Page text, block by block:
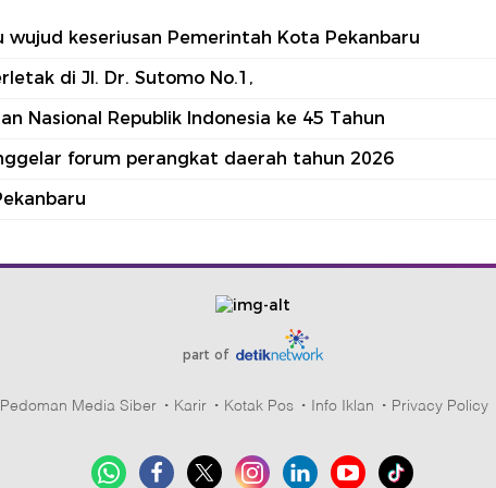
wujud keseriusan Pemerintah Kota Pekanbaru
di Jl. Dr. Sutomo No.1,
Nasional Republik Indonesia ke 45 Tahun
forum perangkat daerah tahun 2026
part of
Pedoman Media Siber Karir Kotak Pos Info Iklan Privacy Policy